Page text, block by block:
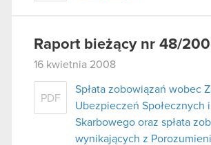
Raport bieżący nr 48/
16 kwietnia 2008
PDF
Spłata zobowiązań wobec
Ubezpieczeń Społecznych
Skarbowego oraz spłata
wynikających z